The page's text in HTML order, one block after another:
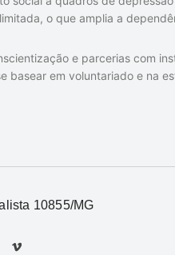
o que amplia a
e parcerias com
basear em voluntariado e na
10855/MG